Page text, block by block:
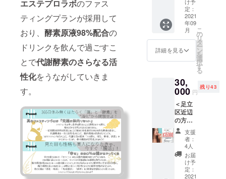
エステプロラボのファス
ティングプランが採用して
おり、 酵素原液98%配合の
ドリンクを飲んで過ごすこ
とで代謝酵素のさらなる活
性化をうながしていきま
す。
では法
事・お
葬式を
はじ
め、お
や初詣
など、
お寺に
足を運
ぶ機会
は多い
と思い
ます。
しか
し、そ
のお寺
が大切
にして
きた“仏
教”の教
リンク
12時
頃 お
部屋
チェッ
ト …館
内設備
預かり
は20時
まで可
能で
す。ご
ゆっく
りお楽
しみく
ださ
い。 (〜
20時
完全
来チ
ケット
です。
※交通手
段はお
客様自
身でご
※2021
年9月
(予定)に
予約の
フォー
ムまた
はチ
ケット
を送ら
せてい
ただき
ます。
報◆
日々成
長する
子ども
たちを
温かく
い...。
そんな
パパや
ママの
夢をか
たちに
した
キッズ
コレク
ション
は、使
いやす
ケッ
ト】
！！通
¥38000
→特別
価格
¥30000
マイン
ドフル
ネス暝
想体
験、法
話、朝
勤参加
など
【朝勤
参加】
朝、お
寺の静
定：
2021
年09
月
詳細を見る
こ
の
リ
タ
ー
ン
を
選
択
す
る
30,
000 円
残り43
＜足立
区近辺
の方向
け＞
【5千円
お得
♪35000
円分の
商品
券】
支援
者：
4人
お届
け予
定：
2021